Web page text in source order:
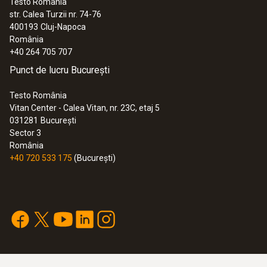
Carcasă
oțel inoxidabil / GFK
Lungime tijă sondă
100 mm
Culoare produs
Greutate
:0563 1051
testo 105 - Termometru pentru o
singură mână, cu vârf de măsurare
583,00 RON
str. Calea Turzii nr. 74-76
400193 Cluj-Napoca
România
+40 264 705 707
Punct de lucru București
Testo România
Vitan Center - Calea Vitan, nr. 23C, etaj 5
031281 București
Sector 3
România
+40 720 533 175 (București)